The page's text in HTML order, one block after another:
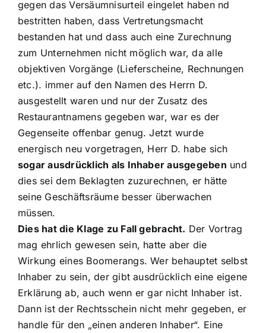
gegen das Versäumnisurteil eingelet haben nd
bestritten haben, dass Vertretungsmacht
bestanden hat und dass auch eine Zurechnung
zum Unternehmen nicht möglich war, da alle
objektiven Vorgänge (Lieferscheine, Rechnungen
etc.). immer auf den Namen des Herrn D.
ausgestellt waren und nur der Zusatz des
Restaurantnamens gegeben war, war es der
Gegenseite offenbar genug. Jetzt wurde
energisch neu vorgetragen, Herr D. habe sich
sogar ausdrücklich als Inhaber ausgegeben und
dies sei dem Beklagten zuzurechnen, er hätte
seine Geschäftsräume besser überwachen
müssen.
Dies hat die Klage zu Fall gebracht. Der Vortrag
mag ehrlich gewesen sein, hatte aber die
Wirkung eines Boomerangs. Wer behauptet selbst
Inhaber zu sein, der gibt ausdrücklich eine eigene
Erklärung ab, auch wenn er gar nicht Inhaber ist.
Dann ist der Rechtsschein nicht mehr gegeben, er
handle für den „einen anderen Inhaber“. Eine